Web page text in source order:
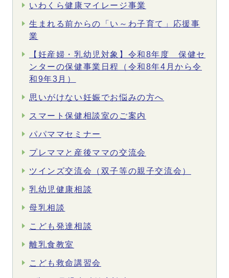
いわくら健康マイレージ事業
生まれる前からの「い～わ子育て」応援事
業
【妊産婦・乳幼児対象】令和8年度 保健セ
ンターの保健事業日程（令和8年4月から令
和9年3月）
思いがけない妊娠でお悩みの方へ
スマート保健相談室のご案内
パパママセミナー
プレママと産後ママの交流会
ツインズ交流会（双子等の親子交流会）
乳幼児健康相談
母乳相談
こども発達相談
離乳食教室
こども救命講習会